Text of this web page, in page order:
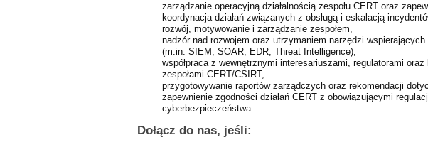
zarządzanie operacyjną działalnością zespołu CERT oraz
koordynacja działań związanych z obsługą i eskalacją
rozwój, motywowanie i zarządzanie zespołem,
nadzór nad rozwojem oraz utrzymaniem narzędzi
(m.in. SIEM, SOAR, EDR, Threat Intelligence),
współpraca z wewnętrznymi interesariuszami, regulatorami
zespołami CERT/CSIRT,
przygotowywanie raportów zarządczych oraz rekomendacji
zapewnienie zgodności działań CERT z obowiązującymi
cyberbezpieczeństwa.
Dołącz do nas, jeśli: